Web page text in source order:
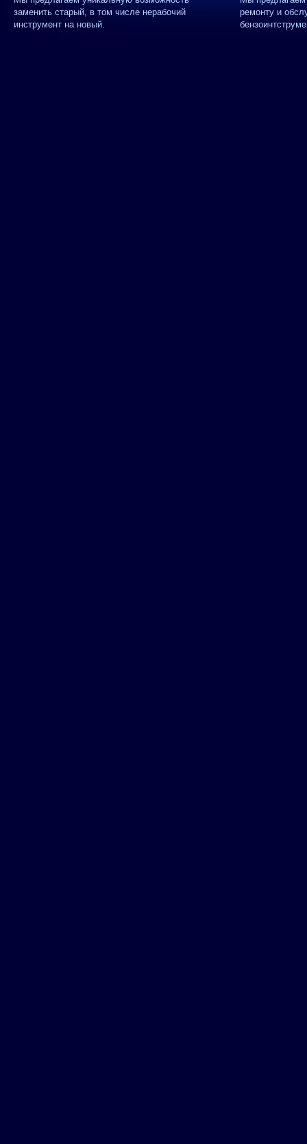
заменить старый, в том числе нерабочий
инструмент на новый.
ремонту и